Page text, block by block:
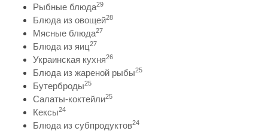
Рыбные блюда29
Блюда из овощей28
Мясные блюда27
Блюда из яиц27
Украинская кухня26
Блюда из жареной рыбы25
Бутерброды25
Салаты-коктейли25
Кексы24
Блюда из субпродуктов24